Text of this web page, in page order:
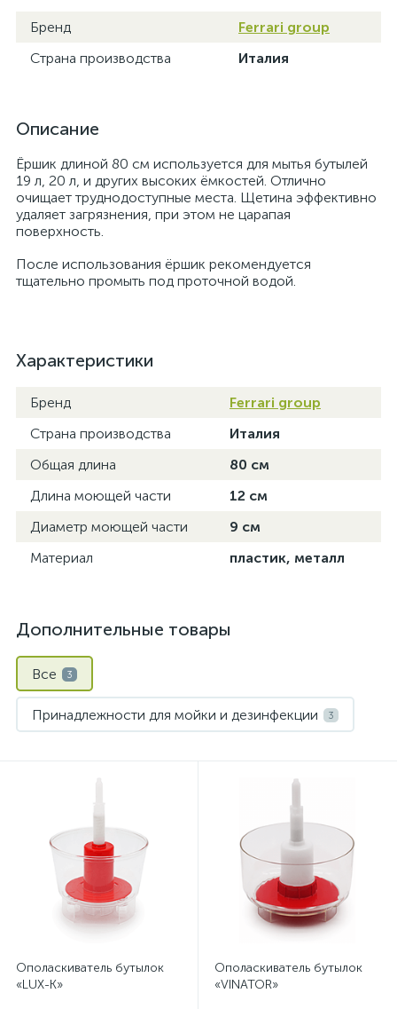
Бренд
Ferrari group
Страна производства
Италия
Описание
Ёршик длиной 80 см используется для мытья бутылей
19 л, 20 л, и других высоких ёмкостей. Отлично
очищает труднодоступные места. Щетина эффективно
удаляет загрязнения, при этом не царапая
поверхность.
После использования ёршик рекомендуется
тщательно промыть под проточной водой.
Характеристики
Бренд
Ferrari group
Страна производства
Италия
Общая длина
80 см
Длина моющей части
12 см
Диаметр моющей части
9 см
Материал
пластик, металл
Дополнительные товары
Все 3
Принадлежности для мойки и дезинфекции 3
Ополаскиватель бутылок
«LUX-K»
Ополаскиватель бутылок
«VINATOR»